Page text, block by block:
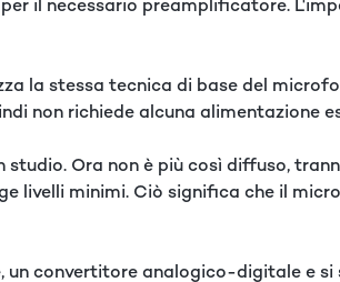
il necessario preamplificatore.
la stessa tecnica di base del
non richiede alcuna alimentazione
Ora non è più così diffuso,
livelli minimi. Ciò significa che il
convertitore analogico-digitale e si